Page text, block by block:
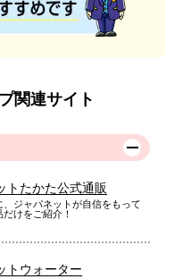
関連サイト
トたかた公式通販
、ジャパネットが自信をもって
けをご紹介！
トウォーター